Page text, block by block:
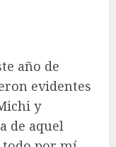
año de
evidentes
y
de aquel